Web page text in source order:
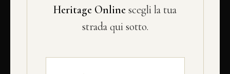
Heritage Onlinescegli la tua
strada qui sotto.